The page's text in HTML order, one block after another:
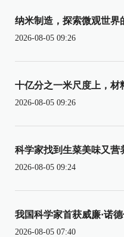
纳米制造，探索微观世界
2026-08-05 09:26
十亿分之一米尺度上，材
2026-08-05 09:26
科学家找到生菜美味又营
2026-08-05 09:24
我国科学家首获威廉·诺
2026-08-05 07:40